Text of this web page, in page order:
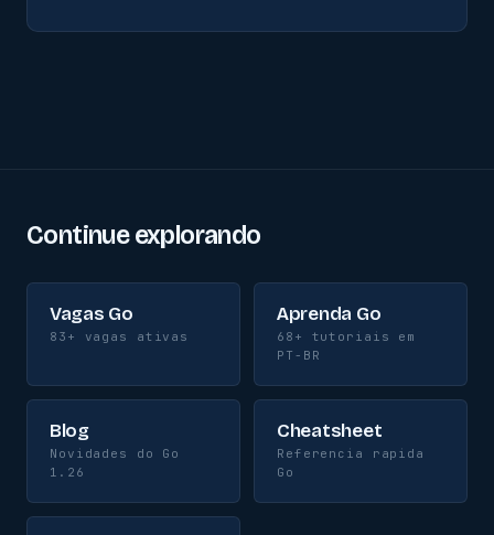
Continue explorando
Vagas Go
83+ vagas ativas
Aprenda Go
68+ tutoriais em
PT-BR
Blog
Novidades do Go
1.26
Cheatsheet
Referencia rapida
Go